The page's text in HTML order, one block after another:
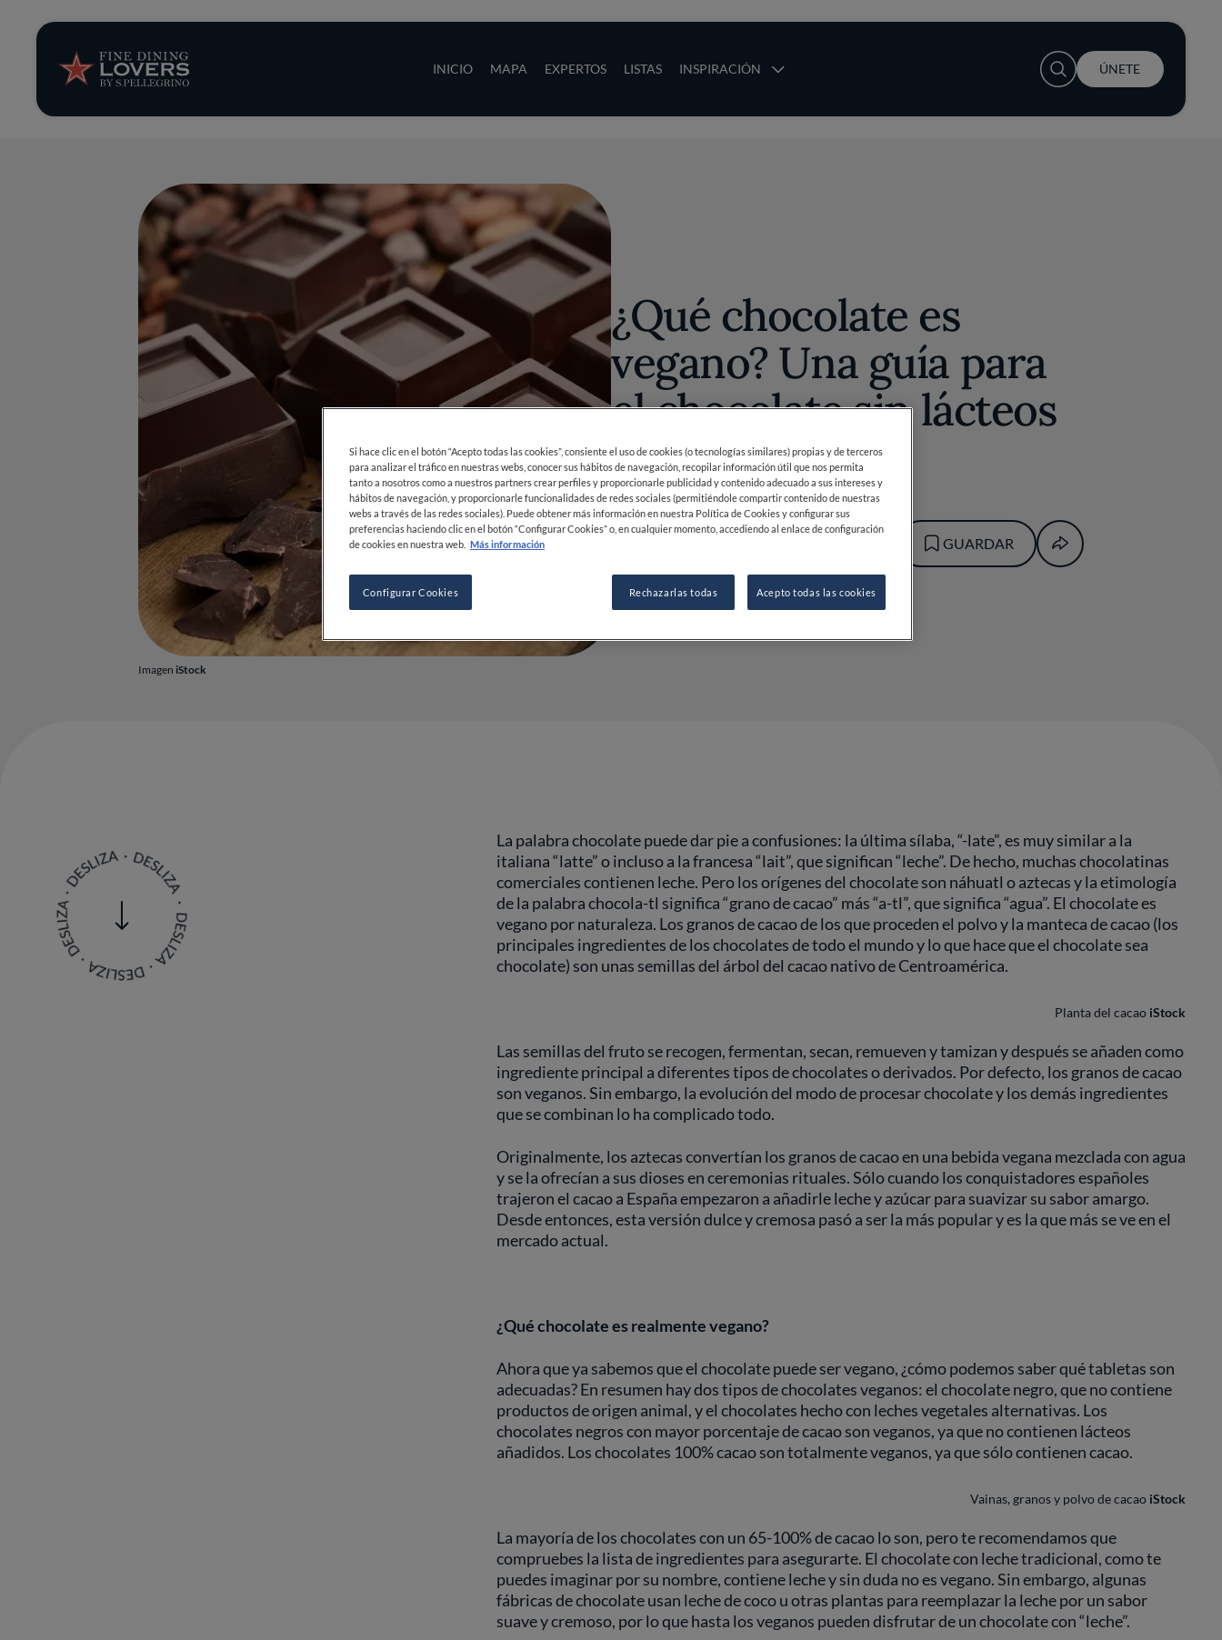
INICIO MAPA EXPERTOS LISTAS INSPIRACIÓN
Opinión y noticias
Recetas
Consejos y trucos
Series
User account menu
ÚNETE
Imagen iStock
¿Qué chocolate es
vegano? Una guía para
el chocolate sin lácteos
28 ABR 2021
PORFINE DINING LOVERS
GUARDAR
La palabra chocolate puede dar pie a confusiones: la última sílaba, “-late”, es muy similar a la
italiana “latte” o incluso a la francesa “lait”, que significan “leche”. De hecho, muchas chocolatinas
comerciales contienen leche. Pero los orígenes del chocolate son náhuatl o aztecas y la etimología
de la palabra chocola-tl significa “grano de cacao” más “a-tl”, que significa “agua”. El chocolate es
vegano por naturaleza. Los granos de cacao de los que proceden el polvo y la manteca de cacao (los
principales ingredientes de los chocolates de todo el mundo y lo que hace que el chocolate sea
chocolate) son unas semillas del árbol del cacao nativo de Centroamérica.
Planta del cacao iStock
Las semillas del fruto se recogen, fermentan, secan, remueven y tamizan y después se añaden como
ingrediente principal a diferentes tipos de chocolates o derivados. Por defecto, los granos de cacao
son veganos. Sin embargo, la evolución del modo de procesar chocolate y los demás ingredientes
que se combinan lo ha complicado todo.
Originalmente, los aztecas convertían los granos de cacao en una bebida vegana mezclada con agua
y se la ofrecían a sus dioses en ceremonias rituales. Sólo cuando los conquistadores españoles
trajeron el cacao a España empezaron a añadirle leche y azúcar para suavizar su sabor amargo.
Desde entonces, esta versión dulce y cremosa pasó a ser la más popular y es la que más se ve en el
mercado actual.
¿Qué chocolate es realmente vegano?
Ahora que ya sabemos que el chocolate puede ser vegano, ¿cómo podemos saber qué tabletas son
adecuadas? En resumen hay dos tipos de chocolates veganos: el chocolate negro, que no contiene
productos de origen animal, y el chocolates hecho con leches vegetales alternativas. Los
chocolates negros con mayor porcentaje de cacao son veganos, ya que no contienen lácteos
añadidos. Los chocolates 100% cacao son totalmente veganos, ya que sólo contienen cacao.
Vainas, granos y polvo de cacao iStock
La mayoría de los chocolates con un 65-100% de cacao lo son, pero te recomendamos que
compruebes la lista de ingredientes para asegurarte. El chocolate con leche tradicional, como te
puedes imaginar por su nombre, contiene leche y sin duda no es vegano. Sin embargo, algunas
fábricas de chocolate usan leche de coco u otras plantas para reemplazar la leche por un sabor
suave y cremoso, por lo que hasta los veganos pueden disfrutar de un chocolate con “leche”.
Si hace clic en el botón “Acepto todas las cookies”, consiente el uso de cookies (o tecnologías similares) propias y de terceros
para analizar el tráfico en nuestras webs, conocer sus hábitos de navegación, recopilar información útil que nos permita
tanto a nosotros como a nuestros partners crear perfiles y proporcionarle publicidad y contenido adecuado a sus intereses y
hábitos de navegación, y proporcionarle funcionalidades de redes sociales (permitiéndole compartir contenido de nuestras
webs a través de las redes sociales). Puede obtener más información en nuestra Política de Cookies y configurar sus
preferencias haciendo clic en el botón “Configurar Cookies” o, en cualquier momento, accediendo al enlace de configuración
de cookies en nuestra web. Más información
Configurar Cookies Rechazarlas todas Acepto todas las cookies